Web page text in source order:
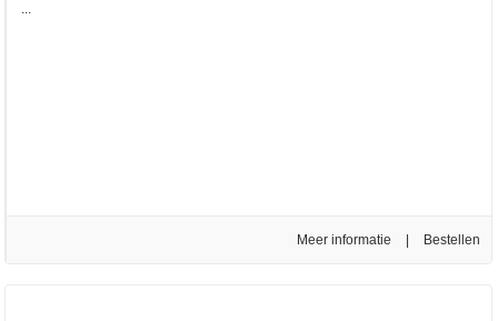
Meer informatie |